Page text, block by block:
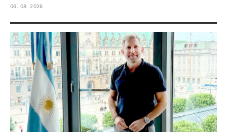
06. 08. 2026